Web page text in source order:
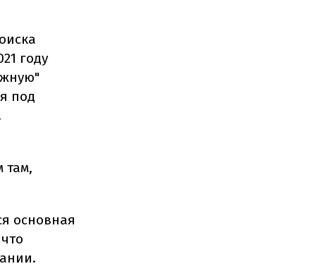
году
под
там,
основная